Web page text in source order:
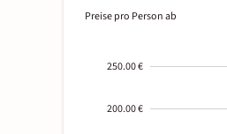
Preise pro Person ab
250.00 €
200.00 €